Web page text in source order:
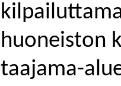
huoneiston
taajama-